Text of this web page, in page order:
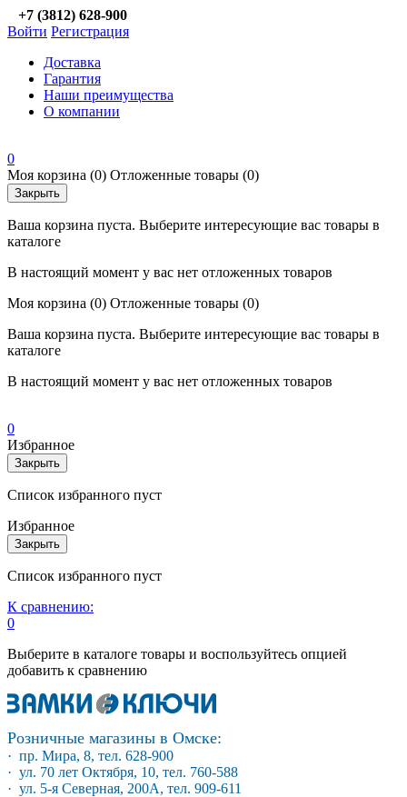
+7 (3812) 628-900
Войти Регистрация
Доставка
Гарантия
Наши преимущества
О компании
0
Моя корзина (0) Отложенные товары (0)
Закрыть
Ваша корзина пуста. Выберите интересующие вас товары в
каталоге
В настоящий момент у вас нет отложенных товаров
Моя корзина (0) Отложенные товары (0)
Ваша корзина пуста. Выберите интересующие вас товары в
каталоге
В настоящий момент у вас нет отложенных товаров
0
Избранное
Закрыть
Список избранного пуст
Избранное
Закрыть
Список избранного пуст
К сравнению:
0
Выберите в каталоге товары и воспользуйтесь опцией
добавить к сравнению
Розничные магазины в Омске:
· пр. Мира, 8, тел. 628-900
· ул. 70 лет Октября, 10, тел. 760-588
· ул. 5-я Северная, 200А, тел. 909-611